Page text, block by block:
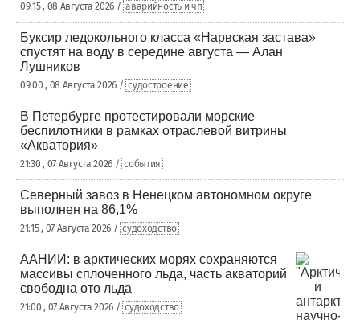
09:15 , 08 Августа 2026 / аварийность и чп
Буксир ледокольного класса «Нарвская застава»
спустят на воду в середине августа — Алан
Лушников
09:00 , 08 Августа 2026 / судостроение
В Петербурге протестировали морские
беспилотники в рамках отраслевой витрины
«Акватория»
21:30 , 07 Августа 2026 / события
Северный завоз в Ненецком автономном округе
выполнен на 86,1%
21:15 , 07 Августа 2026 / судоходство
ААНИИ: в арктических морях сохраняются
массивы сплоченного льда, часть акваторий
свободна ото льда
21:00 , 07 Августа 2026 / судоходство